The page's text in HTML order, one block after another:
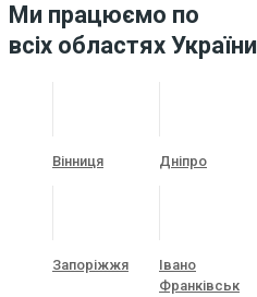
Ми працюємо по
всіх областях України
Вінниця Дніпро
Запоріжжя
Івано
Франківськ